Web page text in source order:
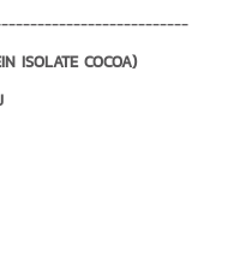
ISOLATE COCOA)